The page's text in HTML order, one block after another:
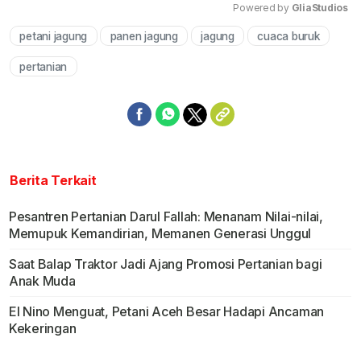
Mute
Powered by GliaStudios
petani jagung panen jagung jagung cuaca buruk
pertanian
Berita Terkait
Pesantren Pertanian Darul Fallah: Menanam Nilai-nilai,
Memupuk Kemandirian, Memanen Generasi Unggul
Saat Balap Traktor Jadi Ajang Promosi Pertanian bagi
Anak Muda
El Nino Menguat, Petani Aceh Besar Hadapi Ancaman
Kekeringan